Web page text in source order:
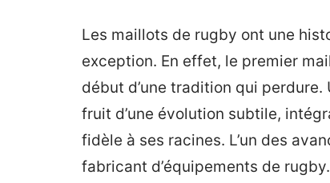
Les maillots de rugby ont une
exception. En effet, le premier
début d’une tradition qui
fruit d’une évolution subtile,
fidèle à ses racines. L’un des
fabricant d’équipements de